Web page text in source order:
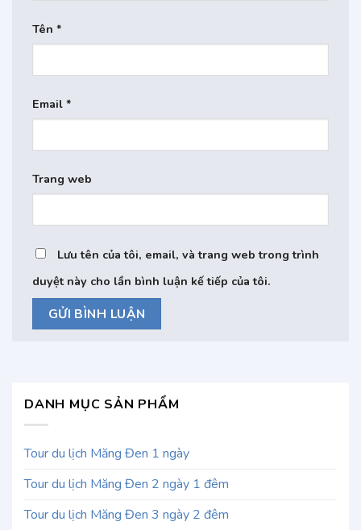
Tên *
Email *
Trang web
Lưu tên của tôi, email, và trang web trong trình
duyệt này cho lần bình luận kế tiếp của tôi.
DANH MỤC SẢN PHẨM
Tour du lịch Măng Đen 1 ngày
Tour du lịch Măng Đen 2 ngày 1 đêm
Tour du lịch Măng Đen 3 ngày 2 đêm